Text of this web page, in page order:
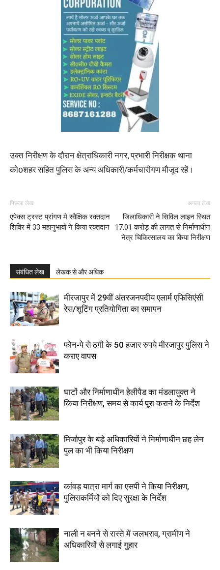
उक्त निरीक्षण के दौरान क्षेत्राधिकारी नगर, प्रभारी निरीक्षक थाना
को0शहर सहित पुलिस के अन्य अधिकारी/कर्मचारीगण मौजूद रहें ।
पिछला लेख
एपेक्स ट्रस्ट प्रांगण मे स्वैक्षिक रक्तदान
शिविर में 33 महानुभावों ने किया रक्तदान
अगला लेख
जिलाधिकारी ने सिविल लाइन स्थित
17.01 करोड़ की लागत से निर्माणाधीन
नेत्र चिकित्सालय का किया निरीक्षण
संबंधित लेख लेखक से और अधिक
मीरजापुर में 29वीं अंतरजनपदीय एलार्म एफिसिएंसी
रेस/शूटिंग प्रतियोगिता का समापन
फोन-पे से ठगी के 50 हजार रुपये मीरजापुर पुलिस ने
कराए वापस
घाटों और निर्माणाधीन हेलीपैड का मंडलायुक्त ने
किया निरीक्षण, समय से कार्य पूरा कराने के निर्देश
मिर्जापुर के बड़े अधिकारियों ने निर्माणाधीन छह लेन
पुल का भी किया निरीक्षण
कांवड़ यात्रा मार्ग का एसपी ने किया निरीक्षण,
पुलिसकर्मियों को दिए सुरक्षा के निर्देश
नाली न बनने से रास्ते में जलभराव, ग्रामीण ने
अधिकारियों से लगाई गुहार